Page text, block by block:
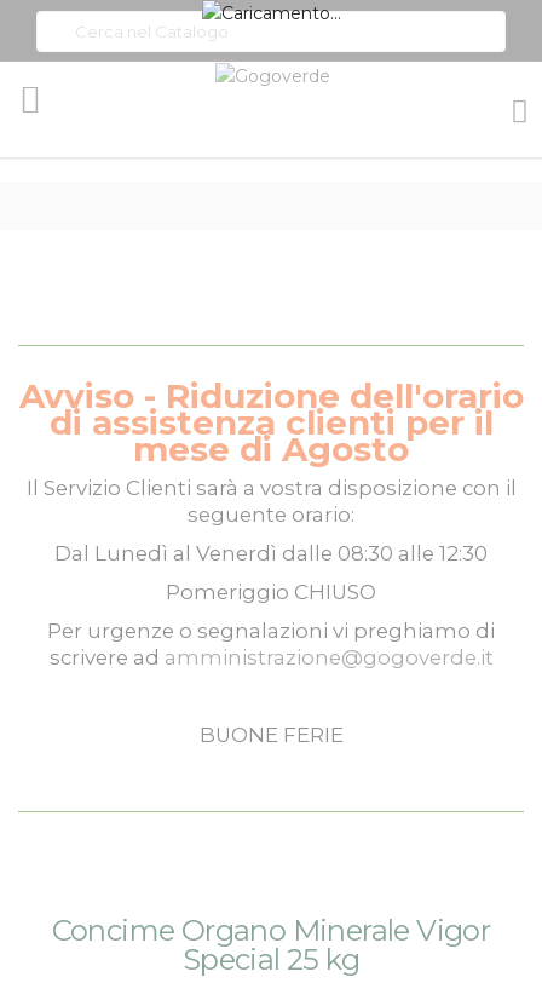
Avviso - Riduzione dell'orario
di assistenza clienti per il
mese di Agosto
Il Servizio Clienti sarà a vostra disposizione con il
seguente orario:
Dal Lunedì al Venerdì dalle 08:30 alle 12:30
Pomeriggio CHIUSO
Per urgenze o segnalazioni vi preghiamo di
scrivere ad amministrazione@gogoverde.it
BUONE FERIE
all'inizioConcime Organo Minerale Vigor
Special 25 kg